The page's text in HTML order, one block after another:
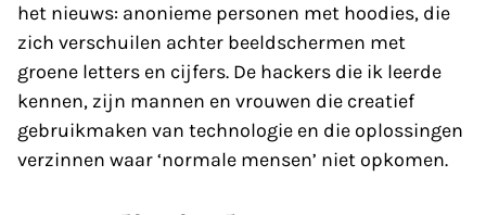
het nieuws: anonieme personen met hoodies, die
zich verschuilen achter beeldschermen met
groene letters en cijfers. De hackers die ik leerde
kennen, zijn mannen en vrouwen die creatief
gebruikmaken van technologie en die oplossingen
verzinnen waar ‘normale mensen’ niet opkomen.